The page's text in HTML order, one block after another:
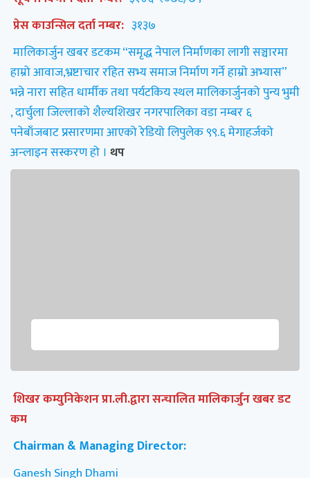
प्रेस काउन्सिल दर्ता नम्बर: ३१३७
मालिकार्जुन खबर डटकम “समृद्ध नेपाल निर्माणका लागी सञ्चारमा
हाम्रो आवाज,भ्रष्टाचार रहित सभ्य समाज निर्माण गर्ने हाम्रो अभ्यास”
भन्ने नारा सहित धार्मीक तथा पर्यटकिय स्थल मालिकार्जुनको पुन्य भुमी
, दार्चुला जिल्लाको शैल्यशिखर नगरपालिका वडा नम्बर ६
पनेबाँजबाट प्रसारणमा आएको रेडियो लिपुलेक ९९.६ मेगाहर्जको
अन्लाइन सस्करण हो । थप
शिखर कम्युनिकेशन प्रा.ली.द्वारा सन्चालित मालिकार्जुन खबर डट
कम
Chairman & Managing Director:
Ganesh Singh Dhami